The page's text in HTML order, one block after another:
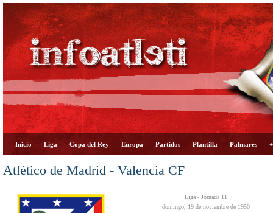
Inicio Liga Copa del Rey Europa Partidos Plantilla Palmarés
Atlético de Madrid - Valencia CF
Liga - Jornada 11
domingo, 19 de noviembre de 1950